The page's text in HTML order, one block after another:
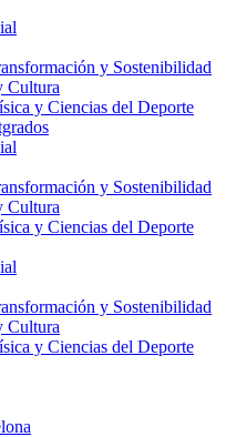
y Sostenibilidad
Cultura
y Ciencias del Deporte
y Sostenibilidad
Cultura
y Ciencias del Deporte
y Sostenibilidad
Cultura
y Ciencias del Deporte